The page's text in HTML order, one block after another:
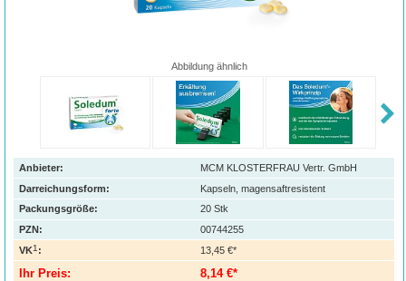
Abbildung ähnlich
Anbieter:
MCM KLOSTERFRAU Vertr. GmbH
Darreichungsform:
Kapseln, magensaftresistent
Packungsgröße:
20 Stk
PZN:
00744255
VK1: 13,45 €*
Ihr Preis: 8,14 €*